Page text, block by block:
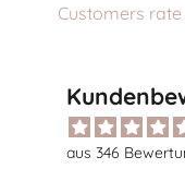
Customers
aus 346